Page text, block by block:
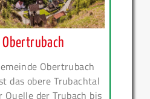
Obertrubach
Obertrubach
das obere Trubachtal
Quelle der Trubach bis